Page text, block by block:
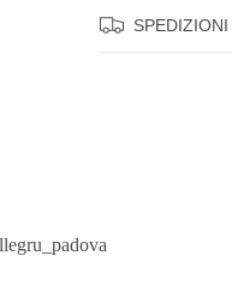
SPEDIZIONI